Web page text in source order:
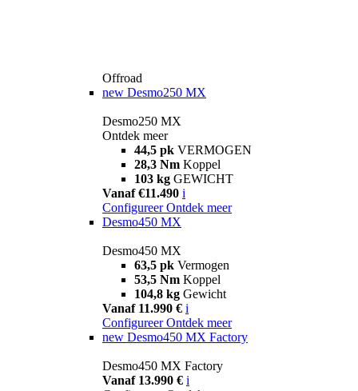
Offroad
new Desmo250 MX
Desmo250 MX
Ontdek meer
44,5 pk VERMOGEN
28,3 Nm Koppel
103 kg GEWICHT
Vanaf €11.490 i
Configureer Ontdek meer
Desmo450 MX
Desmo450 MX
63,5 pk Vermogen
53,5 Nm Koppel
104,8 kg Gewicht
Vanaf 11.990 € i
Configureer Ontdek meer
new Desmo450 MX Factory
Desmo450 MX Factory
Vanaf 13.990 € i